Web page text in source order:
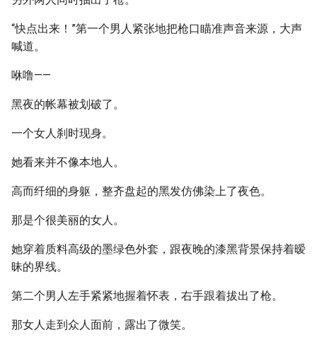
“快点出来！”第一个男人紧张地把枪口瞄准声音来源，大声
喊道。
咻噜——
黑夜的帐幕被划破了。
一个女人刹时现身。
她看来并不像本地人。
高而纤细的身躯，整齐盘起的黑发仿佛染上了夜色。
那是个很美丽的女人。
她穿着质料高级的墨绿色外套，跟夜晚的漆黑背景保持着暧
昧的界线。
第二个男人左手紧紧地握着怀表，右手跟着拔出了枪。
那女人走到众人面前，露出了微笑。